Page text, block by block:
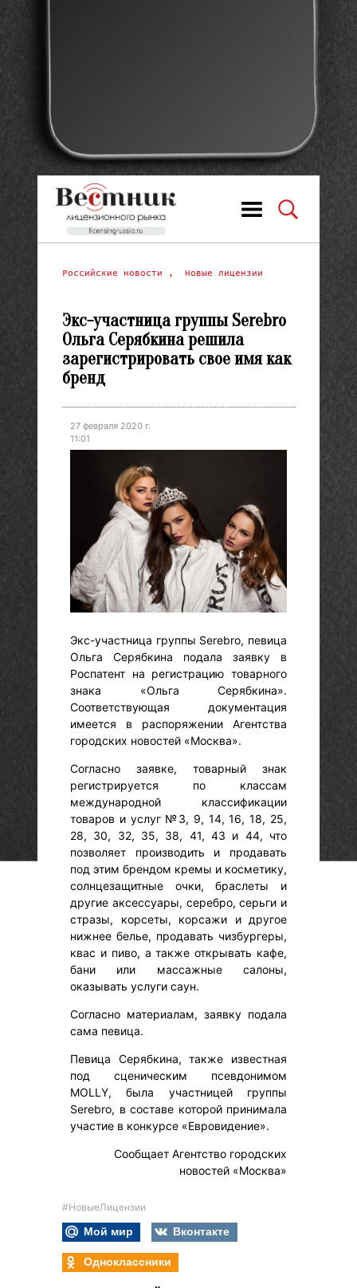
Российские новости , Новые лицензии
Экс-участница группы Serebro
Ольга Серябкина решила
зарегистрировать свое имя как
бренд
27 февраля 2020 г.
11:01
Экс-участница группы Serebro, певица
Ольга Серябкина подала заявку в
Роспатент на регистрацию товарного
знака «Ольга Серябкина».
Соответствующая документация
имеется в распоряжении Агентства
городских новостей «Москва».
Согласно заявке, товарный знак
регистрируется по классам
международной классификации
товаров и услуг №3, 9, 14, 16, 18, 25,
28, 30, 32, 35, 38, 41, 43 и 44, что
позволяет производить и продавать
под этим брендом кремы и косметику,
солнцезащитные очки, браслеты и
другие аксессуары, серебро, серьги и
стразы, корсеты, корсажи и другое
нижнее белье, продавать чизбургеры,
квас и пиво, а также открывать кафе,
бани или массажные салоны,
оказывать услуги саун.
Согласно материалам, заявку подала
сама певица.
Певица Серябкина, также известная
под сценическим псевдонимом
MOLLY, была участницей группы
Serebro, в составе которой принимала
участие в конкурсе «Евровидение».
Сообщает Агентство городских
новостей «Москва»
#НовыеЛицензии
Мой мир
Вконтакте
Одноклассники